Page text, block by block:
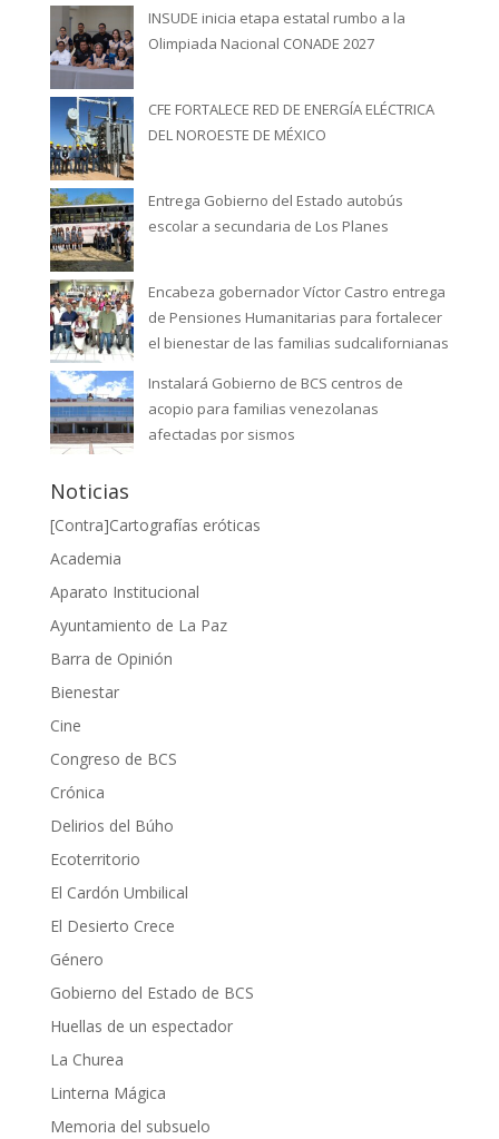
INSUDE inicia etapa estatal rumbo a la
Olimpiada Nacional CONADE 2027
CFE FORTALECE RED DE ENERGÍA ELÉCTRICA
DEL NOROESTE DE MÉXICO
Entrega Gobierno del Estado autobús
escolar a secundaria de Los Planes
Encabeza gobernador Víctor Castro entrega
de Pensiones Humanitarias para fortalecer
el bienestar de las familias sudcalifornianas
Instalará Gobierno de BCS centros de
acopio para familias venezolanas
afectadas por sismos
Noticias
[Contra]Cartografías eróticas
Academia
Aparato Institucional
Ayuntamiento de La Paz
Barra de Opinión
Bienestar
Cine
Congreso de BCS
Crónica
Delirios del Búho
Ecoterritorio
El Cardón Umbilical
El Desierto Crece
Género
Gobierno del Estado de BCS
Huellas de un espectador
La Churea
Linterna Mágica
Memoria del subsuelo